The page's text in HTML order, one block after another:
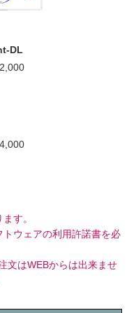
DL
す。
ウェアの利用許諾書を必
文はWEBからは出来ませ